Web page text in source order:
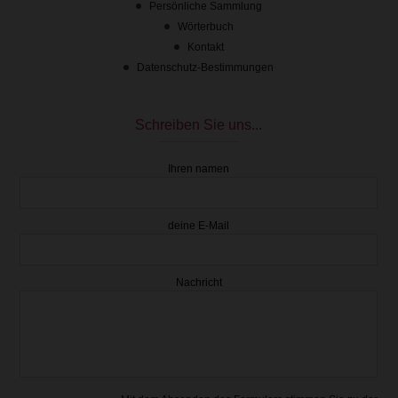
Persönliche Sammlung
Wörterbuch
Kontakt
Datenschutz-Bestimmungen
Schreiben Sie uns...
Ihren namen
deine E-Mail
Nachricht